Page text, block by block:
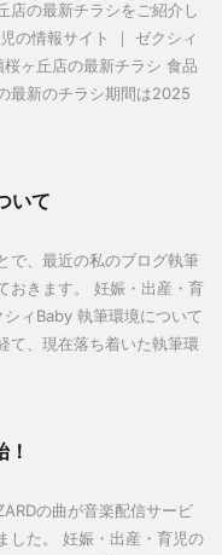
店の最新チラシをご紹介し
の情報サイト ｜ ゼクシィ
ヶ丘店の最新チラシ 食品
最新のチラシ期間は2025
いて
で、最近の私のブログ執筆
おきます。 妊娠・出産・育
ィBaby 執筆環境について
て、現在落ち着いた執筆環
の曲が音楽配信サービ
した。 妊娠・出産・育児の